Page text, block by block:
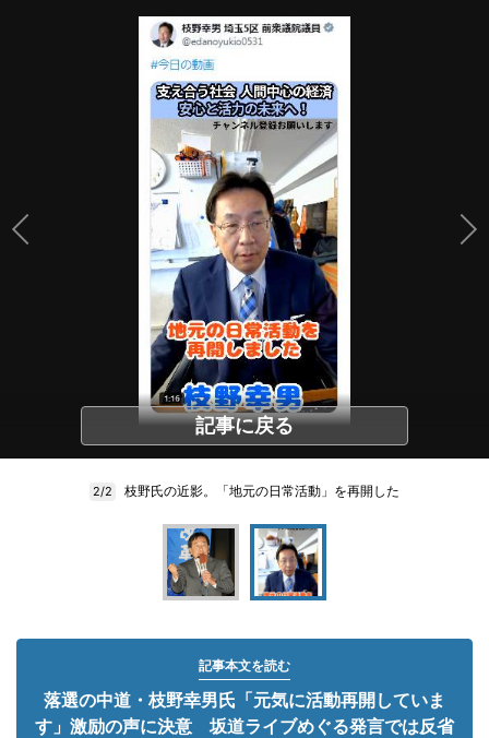
記事に戻る
2/2 枝野氏の近影。「地元の日常活動」を再開した
記事本文を読む
落選の中道・枝野幸男氏「元気に活動再開していま
す」激励の声に決意 坂道ライブめぐる発言では反省